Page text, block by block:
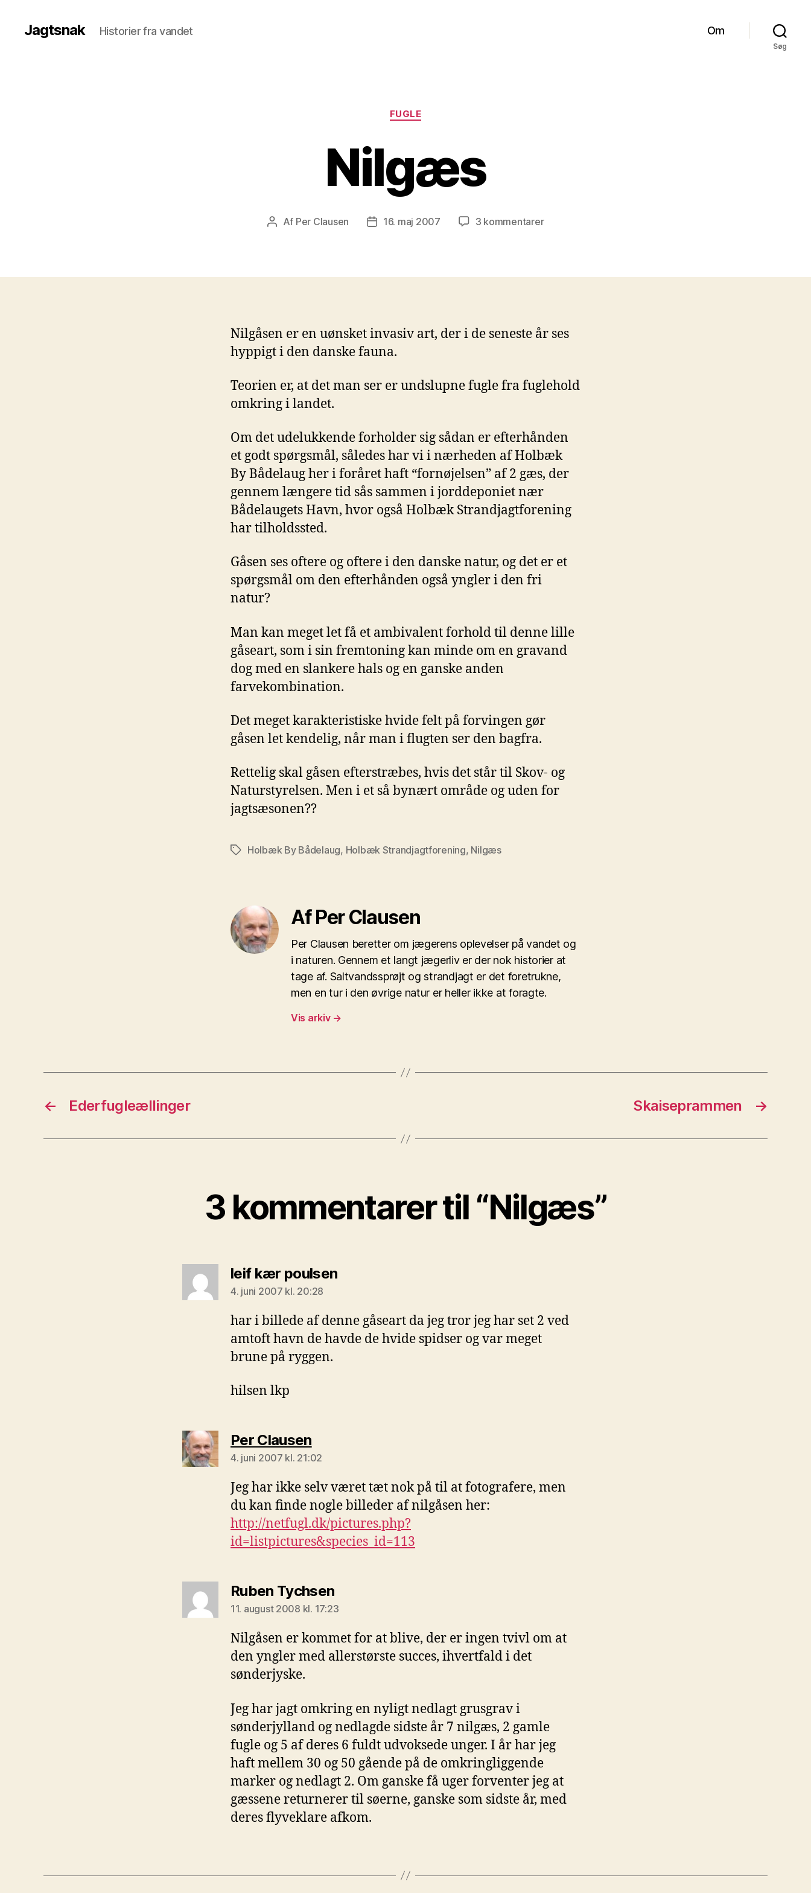
Jagtsnak Historier fra vandet Om
Søg
Kategorier
FUGLE
Nilgæs
Indlægsforfatter
Af Per Clausen Indlægsdato
16. maj 2007 3 kommentarertil
Nilgåsen er en uønsket invasiv art, der i de seneste år ses
hyppigt i den danske fauna.
Teorien er, at det man ser er undslupne fugle fra fuglehold
omkring i landet.
Om det udelukkende forholder sig sådan er efterhånden
et godt spørgsmål, således har vi i nærheden af Holbæk
By Bådelaug her i foråret haft “fornøjelsen” af 2 gæs, der
gennem længere tid sås sammen i jorddeponiet nær
Bådelaugets Havn, hvor også Holbæk Strandjagtforening
har tilholdssted.
Gåsen ses oftere og oftere i den danske natur, og det er et
spørgsmål om den efterhånden også yngler i den fri
natur?
Man kan meget let få et ambivalent forhold til denne lille
gåseart, som i sin fremtoning kan minde om en gravand
dog med en slankere hals og en ganske anden
farvekombination.
Det meget karakteristiske hvide felt på forvingen gør
gåsen let kendelig, når man i flugten ser den bagfra.
Rettelig skal gåsen efterstræbes, hvis det står til Skov- og
Naturstyrelsen. Men i et så bynært område og uden for
jagtsæsonen??
TagsHolbæk By Bådelaug, Holbæk Strandjagtforening, Nilgæs
Af Per Clausen
Per Clausen beretter om jægerens oplevelser på vandet og
i naturen. Gennem et langt jægerliv er der nok historier at
tage af. Saltvandssprøjt og strandjagt er det foretrukne,
men en tur i den øvrige natur er heller ikke at foragte.
Vis arkiv →
← Ederfugleællinger →
Skaiseprammen
3 kommentarer til “Nilgæs”
leif kær poulsensiger:
4. juni 2007 kl. 20:28
har i billede af denne gåseart da jeg tror jeg har set 2 ved
amtoft havn de havde de hvide spidser og var meget
brune på ryggen.
hilsen lkp
Per Clausensiger:
4. juni 2007 kl. 21:02
Jeg har ikke selv været tæt nok på til at fotografere, men
du kan finde nogle billeder af nilgåsen her:
http://netfugl.dk/pictures.php?
id=listpictures&species_id=113
Ruben Tychsensiger:
11. august 2008 kl. 17:23
Nilgåsen er kommet for at blive, der er ingen tvivl om at
den yngler med allerstørste succes, ihvertfald i det
sønderjyske.
Jeg har jagt omkring en nyligt nedlagt grusgrav i
sønderjylland og nedlagde sidste år 7 nilgæs, 2 gamle
fugle og 5 af deres 6 fuldt udvoksede unger. I år har jeg
haft mellem 30 og 50 gående på de omkringliggende
marker og nedlagt 2. Om ganske få uger forventer jeg at
gæssene returnerer til søerne, ganske som sidste år, med
deres flyveklare afkom.